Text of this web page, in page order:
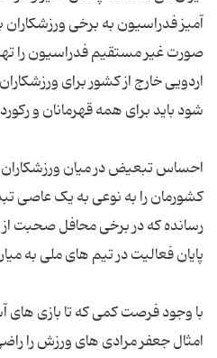
آمیز فدراسیون به برخی
صورت غیر مستقیم فدراسیون را
اردویی خارج از کشور برای
شود باید برای همه قهرمانان و
احساس تبعیض در میان ورزشکاران
کشورمان را به نوعی به یک عاصی
رسانده که در برخی محافل صحبت
پایان فعالیت در تیم های ملی به
با وجود فرصت کمی که تا بازی های
امثال جعفر مرادی های ورزش را